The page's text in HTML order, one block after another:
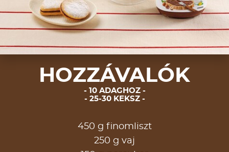
HOZZÁVALÓK
10 ADAGHOZ
25-30 KEKSZ
450 g finomliszt
250 g vaj